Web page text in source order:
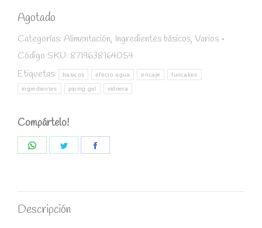
Agotado
Categorías: Alimentación, Ingredientes básicos, Varios
Código SKU: 8719638164054
Etiquetas:
basicos efecto agua encaje funcakes
ingredientes piping gel vidriera
Compártelo!
Descripción